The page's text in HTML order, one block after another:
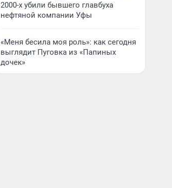
2000-х убили бывшего главбуха
нефтяной компании Уфы
«Меня бесила моя роль»: как сегодня
выглядит Пуговка из «Папиных
дочек»